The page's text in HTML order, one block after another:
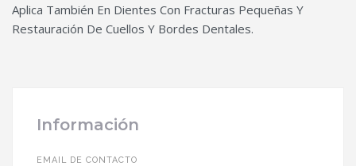
Aplica También En Dientes Con Fracturas Pequeñas Y
Restauración De Cuellos Y Bordes Dentales.
Información
EMAIL DE CONTACTO